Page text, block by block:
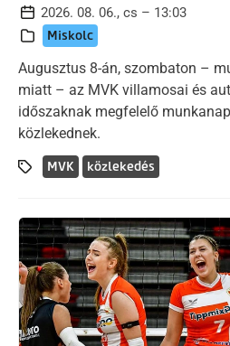
2026. 08. 06., cs – 13:03
Miskolc
Augusztus 8-án, szombaton –
miatt – az MVK villamosai és
időszaknak megfelelő
közlekednek.
MVK közlekedés